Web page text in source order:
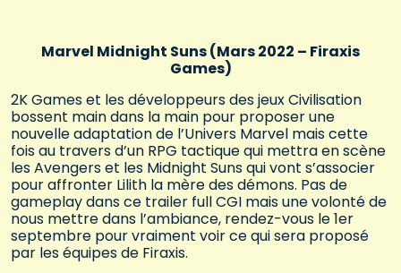
Marvel Midnight Suns (Mars 2022 – Firaxis
Games)
2K Games et les développeurs des jeux Civilisation
bossent main dans la main pour proposer une
nouvelle adaptation de l’Univers Marvel mais cette
fois au travers d’un RPG tactique qui mettra en scène
les Avengers et les Midnight Suns qui vont s’associer
pour affronter Lilith la mère des démons. Pas de
gameplay dans ce trailer full CGI mais une volonté de
nous mettre dans l’ambiance, rendez-vous le 1er
septembre pour vraiment voir ce qui sera proposé
par les équipes de Firaxis.